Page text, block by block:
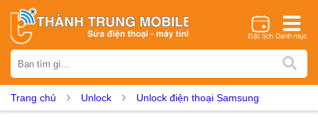
iPhone Samsung Oppo Xiaomi Realme Vivo
Nokia Google Pixel OnePlus
Trang chủ Unlock Unlock điện thoại Samsung